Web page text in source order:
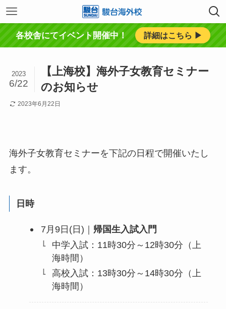
各校舎にてイベント開催中！ 詳細はこちら ▶︎
【上海校】海外子女教育セミナー
のお知らせ
2023
6/22
2023年6月22日
海外子女教育セミナーを下記の日程で開催いたし
ます。
日時
7月9日(日)｜ 帰国生入試入門
中学入試：11時30分～12時30分（上
海時間）
高校入試：13時30分～14時30分（上
海時間）